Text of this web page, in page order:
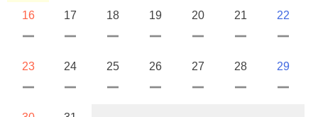
16 17 18 19 20 21 22
23 24 25 26 27 28 29